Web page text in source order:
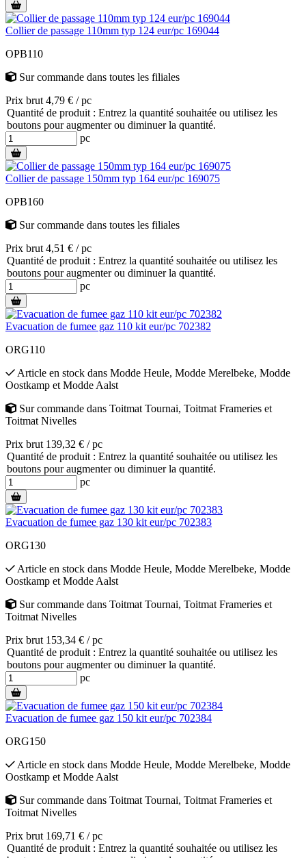
Collier de passage 110mm typ 124 eur/pc 169044
OPB110
Sur commande dans toutes les filiales
Prix brut 4,79 € / pc
Quantité de produit : Entrez la quantité souhaitée ou utilisez les
boutons pour augmenter ou diminuer la quantité.
pc
Collier de passage 150mm typ 164 eur/pc 169075
OPB160
Sur commande dans toutes les filiales
Prix brut 4,51 € / pc
Quantité de produit : Entrez la quantité souhaitée ou utilisez les
boutons pour augmenter ou diminuer la quantité.
pc
Evacuation de fumee gaz 110 kit eur/pc 702382
ORG110
Article en stock dans Modde Heule, Modde Merelbeke, Modde
Oostkamp et Modde Aalst
Sur commande dans Toitmat Tournai, Toitmat Frameries et
Toitmat Nivelles
Prix brut 139,32 € / pc
Quantité de produit : Entrez la quantité souhaitée ou utilisez les
boutons pour augmenter ou diminuer la quantité.
pc
Evacuation de fumee gaz 130 kit eur/pc 702383
ORG130
Article en stock dans Modde Heule, Modde Merelbeke, Modde
Oostkamp et Modde Aalst
Sur commande dans Toitmat Tournai, Toitmat Frameries et
Toitmat Nivelles
Prix brut 153,34 € / pc
Quantité de produit : Entrez la quantité souhaitée ou utilisez les
boutons pour augmenter ou diminuer la quantité.
pc
Evacuation de fumee gaz 150 kit eur/pc 702384
ORG150
Article en stock dans Modde Heule, Modde Merelbeke, Modde
Oostkamp et Modde Aalst
Sur commande dans Toitmat Tournai, Toitmat Frameries et
Toitmat Nivelles
Prix brut 169,71 € / pc
Quantité de produit : Entrez la quantité souhaitée ou utilisez les